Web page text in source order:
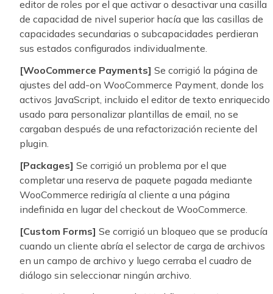
editor de roles por el que activar o desactivar una casilla
de capacidad de nivel superior hacía que las casillas de
capacidades secundarias o subcapacidades perdieran
sus estados configurados individualmente.
[WooCommerce Payments] Se corrigió la página de
ajustes del add-on WooCommerce Payment, donde los
activos JavaScript, incluido el editor de texto enriquecido
usado para personalizar plantillas de email, no se
cargaban después de una refactorización reciente del
plugin.
[Packages] Se corrigió un problema por el que
completar una reserva de paquete pagada mediante
WooCommerce redirigía al cliente a una página
indefinida en lugar del checkout de WooCommerce.
[Custom Forms] Se corrigió un bloqueo que se producía
cuando un cliente abría el selector de carga de archivos
en un campo de archivo y luego cerraba el cuadro de
diálogo sin seleccionar ningún archivo.